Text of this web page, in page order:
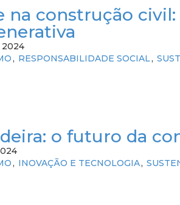
na construção
2024
RESPONSABILIDADE SOCIAL
o futuro da
INOVAÇÃO E TECNOLOGIA